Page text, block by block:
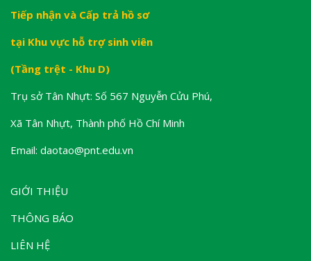
Tiếp nhận và Cấp trả hồ sơ
tại Khu vực hỗ trợ sinh viên
(Tầng trệt - Khu D)
Trụ sở Tân Nhựt: Số 567 Nguyễn Cửu Phú,
Xã Tân Nhựt, Thành phố Hồ Chí Minh
Email: daotao@pnt.edu.vn
GIỚI THIỆU
THÔNG BÁO
LIÊN HỆ